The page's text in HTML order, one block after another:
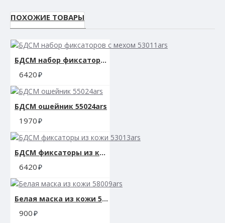
ПОХОЖИЕ ТОВАРЫ
БДСМ набор фиксаторов с мехом 53011ars
6420
БДСМ ошейник 55024ars
1970
БДСМ фиксаторы из кожи 53013ars
6420
Белая маска из кожи 58009ars
900